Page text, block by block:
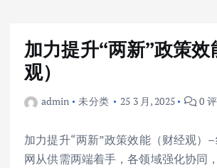
加力提升“两新”政策
观）
admin 未分类 25 3 月, 2025 0
加力提升“两新”政策效能（财经观）
网从供需两端着手，各领域强化协同